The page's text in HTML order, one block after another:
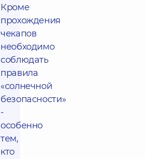
Кроме
прохождения
чекапов
необходимо
соблюдать
правила
«солнечной
безопасности»
-
особенно
тем,
кто